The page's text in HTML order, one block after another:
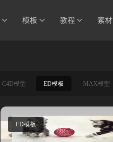
模板 教程 素材
C4D模型 ED模板 MAX模型
ED模板